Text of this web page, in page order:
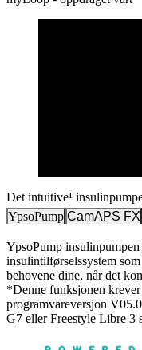
Det intuitive¹
YpsoPump CamAPS FX
YpsoPump
insulintilførselssystem
behovene dine, når det
*Denne funksjonen
programvareversjon
G7 eller Freestyle Libre 3